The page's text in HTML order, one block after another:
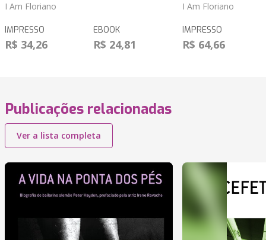
I Am Floriano
IMPRESSO
R$ 34,26
EBOOK
R$ 24,81
I Am Floriano
IMPRESSO
R$ 64,66
Publicações relacionadas
Ver a lista completa